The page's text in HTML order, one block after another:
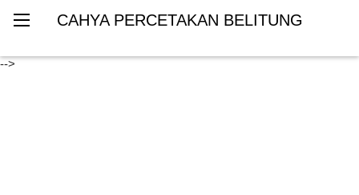
-->
CAHYA PERCETAKAN BELITUNG